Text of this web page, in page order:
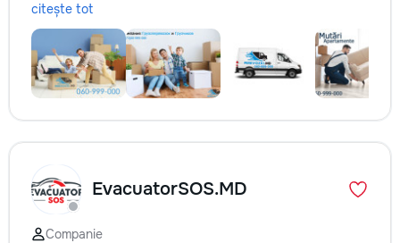
citește tot
EvacuatorSOS.MD
Companie